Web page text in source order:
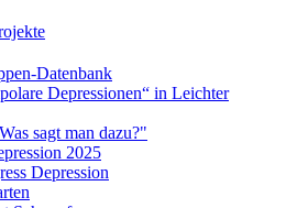
Datenbank
Depressionen“ in Leichter
sagt man dazu?"
2025
Depression